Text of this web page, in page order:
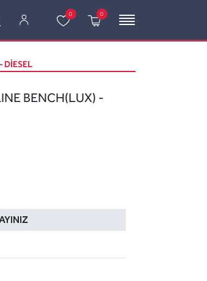
0 0
DIESEL
BENCH(LUX) -